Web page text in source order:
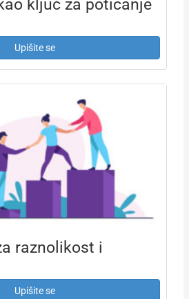
ključ za poticanje
Upišite se
raznolikost i
Upišite se